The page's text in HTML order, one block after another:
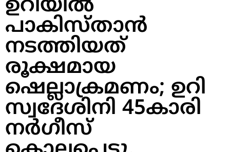
ഉറിയില്‍
പാകിസ്താന്‍
നടത്തിയത്
രൂക്ഷമായ
ഷെല്ലാക്രമണം; ഉറി
സ്വദേശിനി 45കാരി
നര്‍ഗീസ്